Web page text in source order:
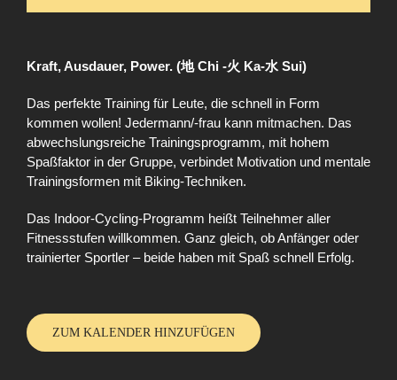
Kraft, Ausdauer, Power. (地 Chi -火 Ka-水 Sui)
Das perfekte Training für Leute, die schnell in Form
kommen wollen! Jedermann/-frau kann mitmachen. Das
abwechslungsreiche Trainingsprogramm, mit hohem
Spaßfaktor in der Gruppe, verbindet Motivation und mentale
Trainingsformen mit Biking-Techniken.
Das Indoor-Cycling-Programm heißt Teilnehmer aller
Fitnessstufen willkommen. Ganz gleich, ob Anfänger oder
trainierter Sportler – beide haben mit Spaß schnell Erfolg.
ZUM KALENDER HINZUFÜGEN